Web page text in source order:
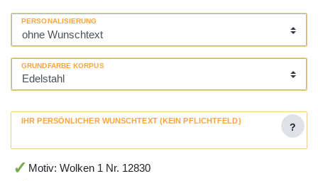
PERSONALISIERUNG
GRUNDFARBE KORPUS
IHR PERSÖNLICHER WUNSCHTEXT (KEIN PFLICHTFELD)
?
Motiv: Wolken 1 Nr. 12830